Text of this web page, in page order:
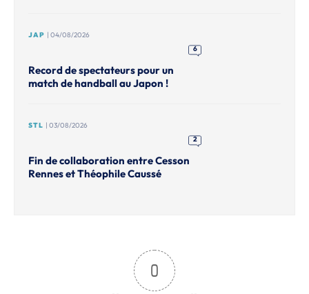
JAP | 04/08/2026
6
Record de spectateurs pour un
match de handball au Japon !
STL | 03/08/2026
2
Fin de collaboration entre Cesson
Rennes et Théophile Caussé
0